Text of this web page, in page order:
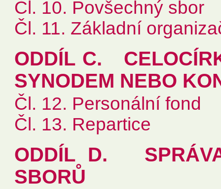
Čl. 10. Povšechný sbor
Čl. 11. Základní
ODDÍL C.
SYNODEM NEBO
Čl. 12. Personální fond
Čl. 13. Repartice
ODDÍL D. SPRÁVA
SBORŮ